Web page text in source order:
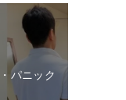
パニック